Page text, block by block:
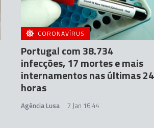
CORONAVÍRUS
Portugal com 38.734
infecções, 17 mortes e mais
internamentos nas últimas 24
horas
Agência Lusa 7 Jan 16:44